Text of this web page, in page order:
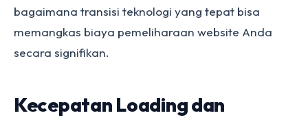
bagaimana transisi teknologi yang tepat bisa
memangkas biaya pemeliharaan website Anda
secara signifikan.
Kecepatan Loading dan